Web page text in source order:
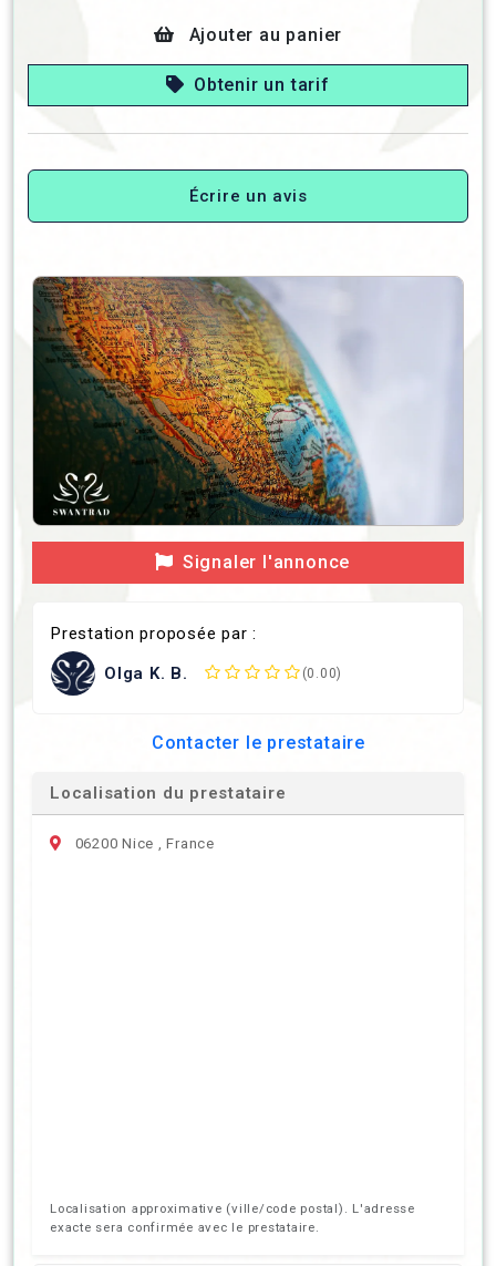
Signaler l'annonce
Prestation proposée par :
Olga K. B.
(0.00)
Contacter le prestataire
Localisation du prestataire
06200 Nice , France
Localisation approximative (ville/code postal). L'adresse
exacte sera confirmée avec le prestataire.
Ajouter au panier
Obtenir un tarif
Écrire un avis